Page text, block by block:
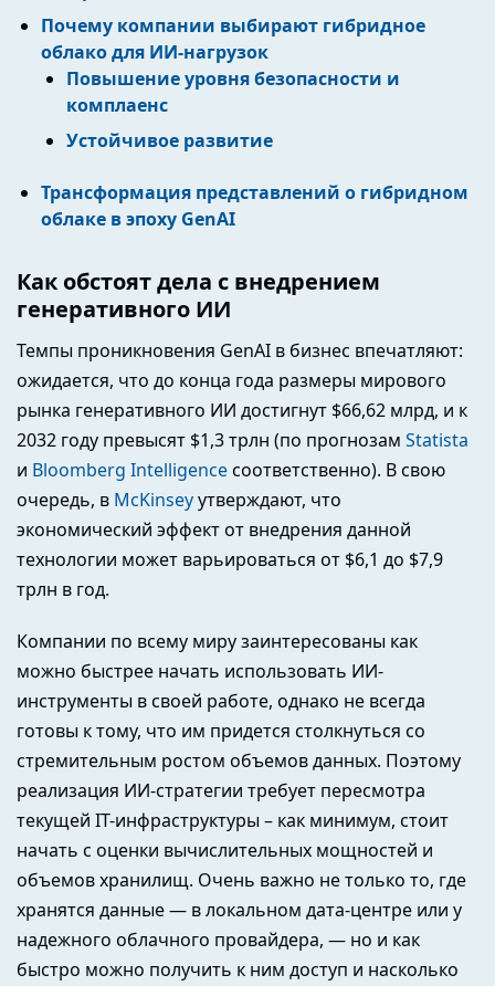
Почему компании выбирают гибридное
облако для ИИ-нагрузок
Повышение уровня безопасности и
комплаенс
Устойчивое развитие
Трансформация представлений о гибридном
облаке в эпоху GenAI
Как обстоят дела с внедрением
генеративного ИИ
Темпы проникновения GenAI в бизнес впечатляют:
ожидается, что до конца года размеры мирового
рынка генеративного ИИ достигнут $66,62 млрд, и к
2032 году превысят $1,3 трлн (по прогнозам Statista
и Bloomberg Intelligenceсоответственно). В свою
очередь, в McKinseyутверждают, что
экономический эффект от внедрения данной
технологии может варьироваться от $6,1 до $7,9
трлн в год.
Компании по всему миру заинтересованы как
можно быстрее начать использовать ИИ-
инструменты в своей работе, однако не всегда
готовы к тому, что им придется столкнуться со
стремительным ростом объемов данных. Поэтому
реализация ИИ-стратегии требует пересмотра
текущей IT-инфраструктуры – как минимум, стоит
начать с оценки вычислительных мощностей и
объемов хранилищ. Очень важно не только то, где
хранятся данные — в локальном дата-центре или у
надежного облачного провайдера, — но и как
быстро можно получить к ним доступ и насколько